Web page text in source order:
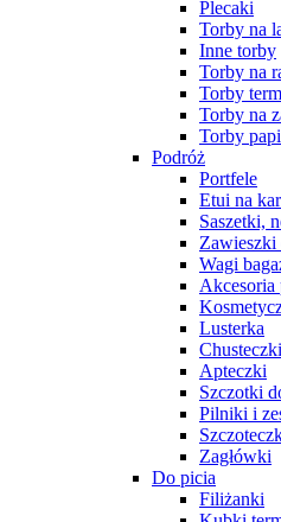
Plecaki
Torby na
Inne torby
Torby na
Torby
Torby na
Torby
Podróż
Portfele
Etui na
Saszetki,
Zawieszki
Wagi
Akcesoria
Lusterka
Apteczki
Szczotki
Pilniki i
Zagłówki
Do picia
Filiżanki